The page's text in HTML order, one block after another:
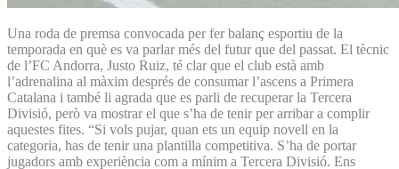
Una roda de premsa convocada per fer balanç esportiu de la
temporada en què es va parlar més del futur que del passat. El tècnic
de l’FC Andorra, Justo Ruiz, té clar que el club està amb
l’adrenalina al màxim després de consumar l’ascens a Primera
Catalana i també li agrada que es parli de recuperar la Tercera
Divisió, però va mostrar el que s’ha de tenir per arribar a complir
aquestes fites. “Si vols pujar, quan ets un equip novell en la
categoria, has de tenir una plantilla competitiva. S’ha de portar
jugadors amb experiència com a mínim a Tercera Divisió. Ens